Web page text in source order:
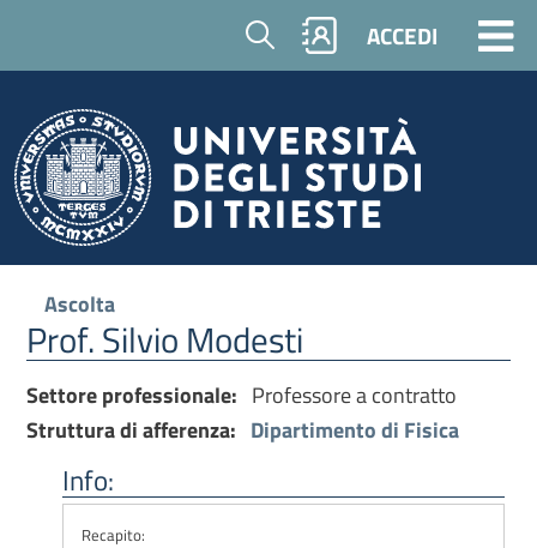
Cerca ACCEDI
Ascolta
Prof. Silvio Modesti
Settore professionale: Professore a contratto
Struttura di afferenza: Dipartimento di Fisica
Info:
Recapito: